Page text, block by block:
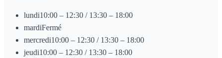
lundi10:00 – 12:30 / 13:30 – 18:00
mardiFermé
mercredi10:00 – 12:30 / 13:30 – 18:00
jeudi10:00 – 12:30 / 13:30 – 18:00